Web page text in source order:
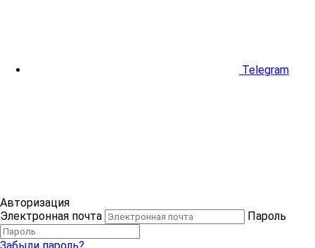
Telegram
Авторизация
Электронная почта
Пароль
Забыли пароль?